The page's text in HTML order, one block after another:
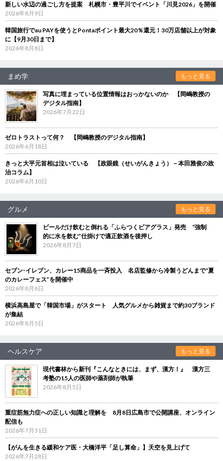
新しい水辺の過ごし方を提案 札幌市・豊平川でイベント「川見2026」を開催
2026年8月9日
韓国旅行でau PAYを使うとPontaポイント最大20％還元！30万店舗以上が対象
に【9月30日まで】
2026年8月8日
まめ学 もっと見る
写真に埋まっている位置情報はおっかないのか 【岡嶋教授の
デジタル指南】
2026年7月22日
ゼロトラストって何？ 【岡嶋教授のデジタル指南】
2026年6月18日
きっと大平元首相は泣いている 【政眼鏡（せいがんきょう）－本田雅俊の政
治コラム】
2026年6月10日
グルメ もっと見る
ビールだけ飲むと倒れる「ふらつくビアグラス」発売 “強制
的に水を飲む”仕掛けで適正飲酒を後押し
2026年8月7日
セブン‐イレブン、カレー15商品を一斉投入 名店監修から冷製うどんまで“夏
のカレーフェス”を開催中
2026年8月6日
横浜高島屋で「韓国市場」がスタート 人気グルメから雑貨まで約30ブランド
が集結
2026年8月5日
ヘルスケア もっと見る
現代書林から新刊『こんなときには、まず、漢方！』 漢方三
考塾の15人の医師や薬剤師が執筆
2026年8月5日
重症筋無力症への正しい知識と理解を 8月8日広島市で公開講座、オンライン
配信も
2026年7月31日
【がんを生きる緩和ケア医・大橋洋平「足し算命」】天空を見上げて
2026年7月28日